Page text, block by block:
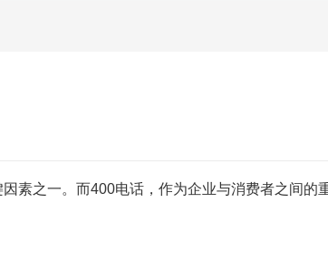
素之一。而400电话，作为企业与消费者之间